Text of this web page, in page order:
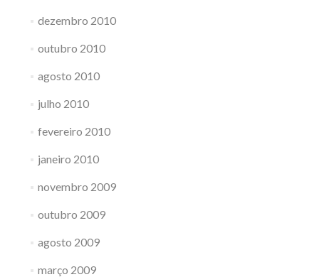
dezembro 2010
outubro 2010
agosto 2010
julho 2010
fevereiro 2010
janeiro 2010
novembro 2009
outubro 2009
agosto 2009
março 2009